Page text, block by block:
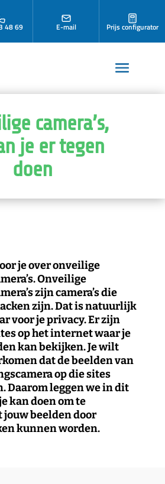
48 69 E-mail Prijs configurator
camera’s,
je er tegen
doen
je over onveilige
Onveilige
zijn camera’s die
zijn. Dat is natuurlijk
voor je privacy. Er zijn
op het internet waar je
kan bekijken. Je wilt
dat de beelden van
op die sites
Daarom leggen we in dit
kan doen om te
jouw beelden door
kunnen worden.